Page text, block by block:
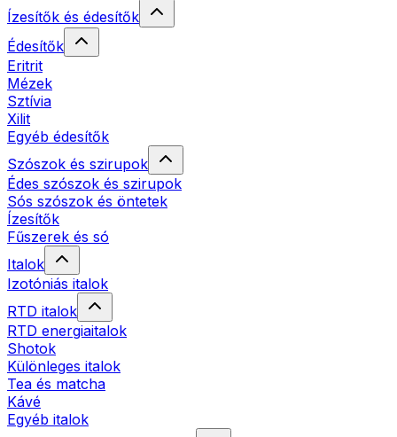
Ízesítők és édesítők
Édesítők
Eritrit
Mézek
Sztívia
Xilit
Egyéb édesítők
Szószok és szirupok
Édes szószok és szirupok
Sós szószok és öntetek
Ízesítők
Fűszerek és só
Italok
Izotóniás italok
RTD italok
RTD energiaitalok
Shotok
Különleges italok
Tea és matcha
Kávé
Egyéb italok